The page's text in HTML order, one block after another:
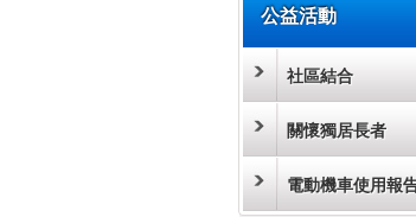
公益活動
社區結合
關懷獨居長者
電動機車使用報